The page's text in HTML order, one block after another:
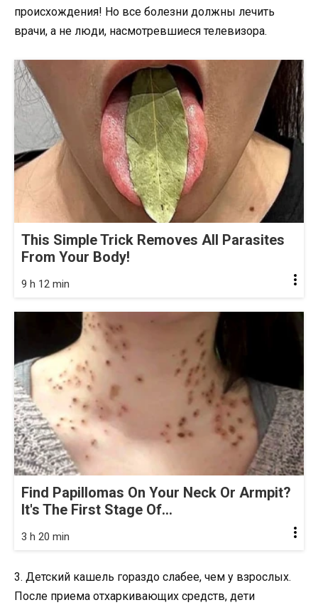
происхождения! Но все болезни должны лечить
врачи, а не люди, насмотревшиеся телевизора.
This Simple Trick Removes All Parasites
From Your Body!
9 h 12 min
Find Papillomas On Your Neck Or Armpit?
It's The First Stage Of...
3 h 20 min
3. Детский кашель гораздо слабее, чем у взрослых.
После приема отхаркивающих средств, дети